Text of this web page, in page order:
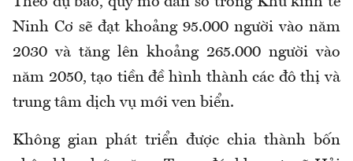
Ninh Cơ sẽ đạt khoảng 95.000 người vào năm
2030 và tăng lên khoảng 265.000 người vào
năm 2050, tạo tiền đề hình thành các đô thị và
trung tâm dịch vụ mới ven biển.
Không gian phát triển được chia thành bốn